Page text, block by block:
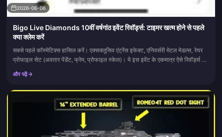
2026-06-06
Bigo Live Diamonds 10वीं वर्षगांठ इवेंट रिवॉर्ड्स: टाइमर खत्म होने से पहले
क्या क्लेम करें
सबसे पहले कॉस्मेटिक्स हासिल करें। एक्सक्लूसिव एंट्रेंस इफेक्ट, एनिवर्सरी मेटल मेडल्स, रेयर
प्रोफाइल सेट (अवतार पेंडेंट, फ्रेम, प्रोफाइल स्केल)। ये इस इवेंट के एकमात्र ऐसे रिवॉर्ड्स हैं
जो कभी वापस...
और पढ़ें